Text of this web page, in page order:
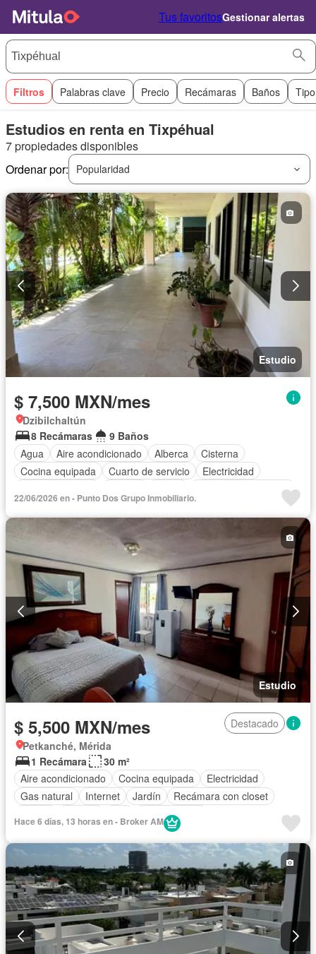
Tus favoritosGestionar alertas
Filtros Palabras clave Precio Recámaras Baños
Estudios en renta en Tixpéhual
7 propiedades disponibles
Ordenar por:
Popularidad
Estudio
$ 7,500 MXN/mes
Dzibilchaltún
8 Recámaras
9 Baños
Agua
Aire acondicionado Alberca
Cisterna
Cocina equipada
Cuarto de servicio
Electricidad
Recámara con closet
Televisión por cable
Terraza Vista panorámica
Zonas verdes
Completamente amueblado
22/06/2026 en - Punto Dos Grupo Inmobiliario.
Estudio
$ 5,500 MXN/mes
Destacado
Petkanché, Mérida
1 Recámara
30 m²
Aire acondicionado
Cocina equipada
Electricidad
Gas natural
Internet Jardín
Recámara con closet
Zonas verdes
Hace 6 días, 13 horas en - Broker AM